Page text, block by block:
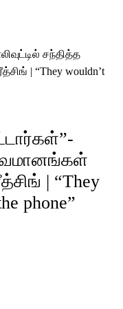
அவமானங்கள்
| “They
phone”